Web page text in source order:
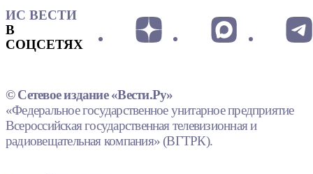
ИС ВЕСТИ
В
СОЦСЕТЯХ
© Сетевое издание «Вести.Ру»
«Федеральное государственное унитарное предприятие
Всероссийская государственная телевизионная и
радиовещательная компания» (ВГТРК).